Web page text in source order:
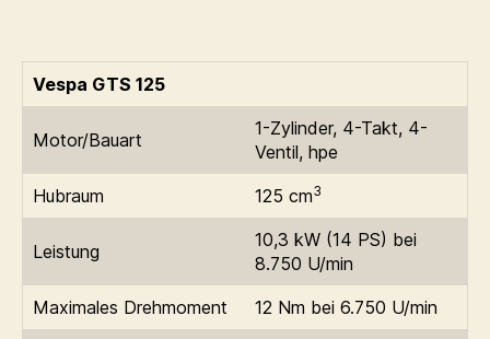
Vespa GTS 125
Motor/Bauart
1-Zylinder, 4-Takt, 4-
Ventil, hpe
Hubraum
125 cm3
Leistung
10,3 kW (14 PS) bei
8.750 U/min
Maximales Drehmoment
12 Nm bei 6.750 U/min